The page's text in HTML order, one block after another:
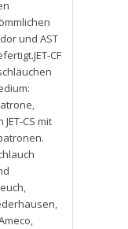
und AST
CF
,
JET-CS mit
,
,
,